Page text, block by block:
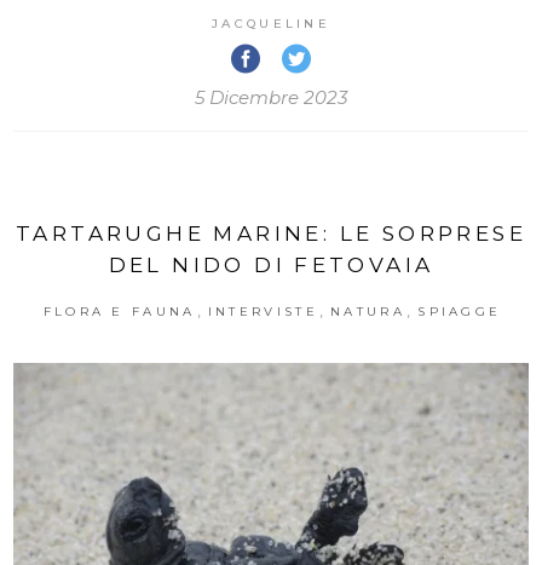
JACQUELINE
5 Dicembre 2023
TARTARUGHE MARINE: LE SORPRESE
DEL NIDO DI FETOVAIA
FLORA E FAUNA INTERVISTE NATURA SPIAGGE